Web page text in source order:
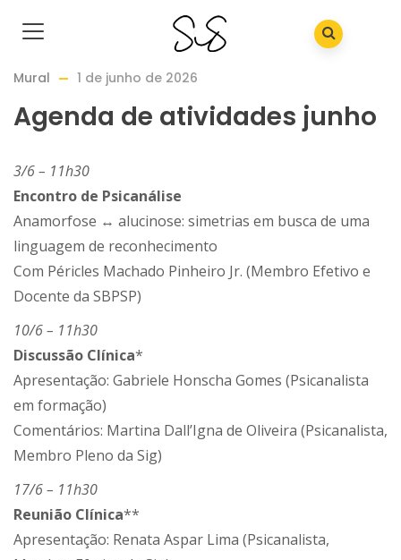
Mural 1 de junho de 2026
Agenda de atividades junho
3/6 – 11h30
Encontro de Psicanálise
Anamorfose ↔ alucinose: simetrias em busca de uma
linguagem de reconhecimento
Com Péricles Machado Pinheiro Jr. (Membro Efetivo e
Docente da SBPSP)
10/6 – 11h30
Discussão Clínica*
Apresentação: Gabriele Honscha Gomes (Psicanalista
em formação)
Comentários: Martina Dall’Igna de Oliveira (Psicanalista,
Membro Pleno da Sig)
17/6 – 11h30
Reunião Clínica**
Apresentação: Renata Aspar Lima (Psicanalista,